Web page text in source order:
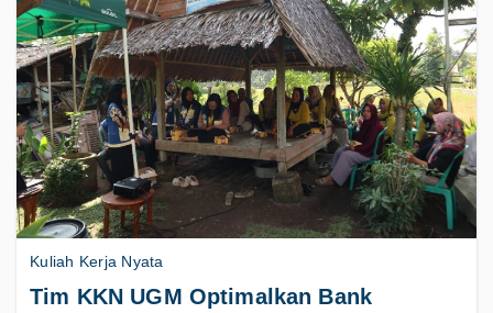
Kuliah Kerja Nyata
Tim KKN UGM Optimalkan Bank